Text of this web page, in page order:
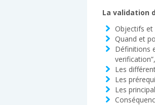
La validation
Objectifs et
Quand et
Définitions
Les
Les
Les